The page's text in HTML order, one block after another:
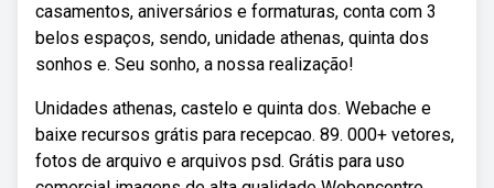
casamentos, aniversários e formaturas, conta com 3
belos espaços, sendo, unidade athenas, quinta dos
sonhos e. Seu sonho, a nossa realização!
Unidades athenas, castelo e quinta dos. Webache e
baixe recursos grátis para recepcao. 89. 000+ vetores,
fotos de arquivo e arquivos psd. Grátis para uso